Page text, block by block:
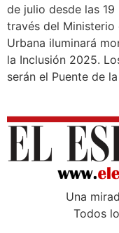
de julio desde las
través del Ministerio
Urbana iluminará
la Inclusión 2025.
serán el Puente de
Una
Todos